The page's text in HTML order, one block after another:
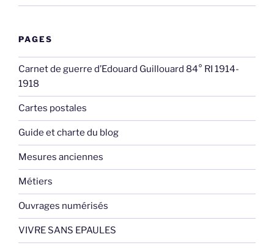
PAGES
Carnet de guerre d’Edouard Guillouard 84° RI 1914-
1918
Cartes postales
Guide et charte du blog
Mesures anciennes
Métiers
Ouvrages numérisés
VIVRE SANS EPAULES